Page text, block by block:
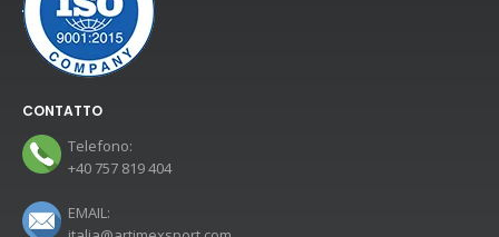
CONTATTO
Telefono:
+40 757 819 404
EMAIL: